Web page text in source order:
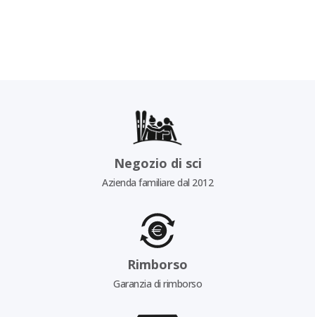
Negozio di sci
Azienda familiare dal 2012
Rimborso
Garanzia di rimborso